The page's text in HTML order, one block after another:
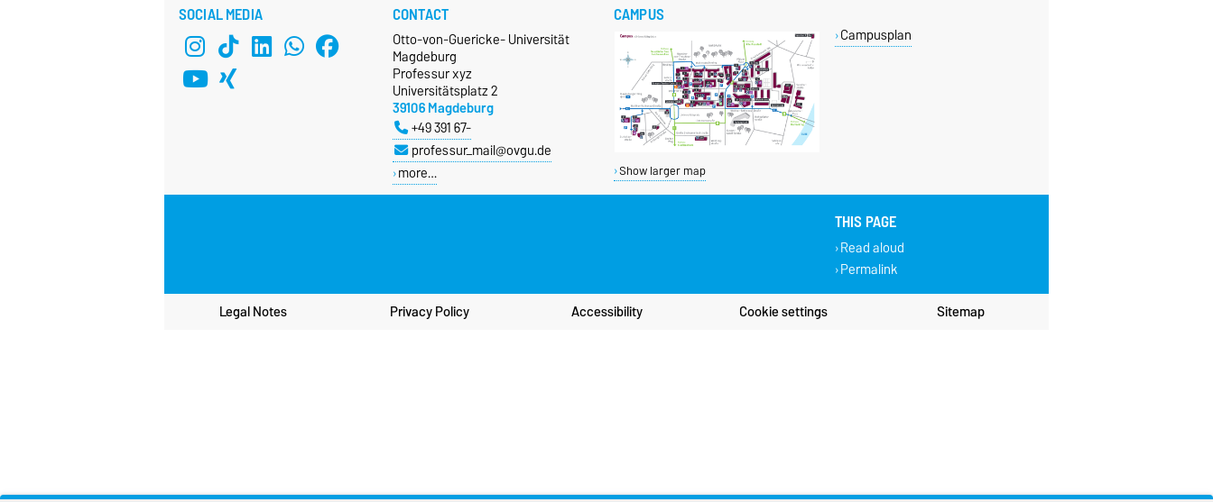
SOCIAL MEDIA CONTACT
Otto-von-Guericke- Universität
Magdeburg
Professur xyz
Universitätsplatz 2
39106 Magdeburg
+49 391 67-
professur_mail@ovgu.de
more…
CAMPUS
Show larger map
Campusplan
THIS PAGE
Read aloud
Permalink
Legal Notes Privacy Policy Accessibility Cookie settings Sitemap